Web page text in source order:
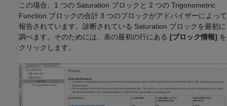
この場合、1 つの Saturation ブロックと 2 つの Trigonometric
Function ブロックの合計 3 つのブロックがアドバイザーによって
報告されています。診断されている Saturation ブロックを最初に
調べます。そのためには、表の最初の行にある [ブロック情報] を
クリックします。